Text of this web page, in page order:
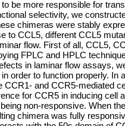
be more responsible for
selectivity, we
chimeras were stably
to CCL5, different CCL5
flow. First of all, CCL5,
FPLC and HPLC
in laminar flow assays,
order to function properly. In
and CCR5-mediated
for CCR5 in inducing cell
non-responsive. When
chimera was fully